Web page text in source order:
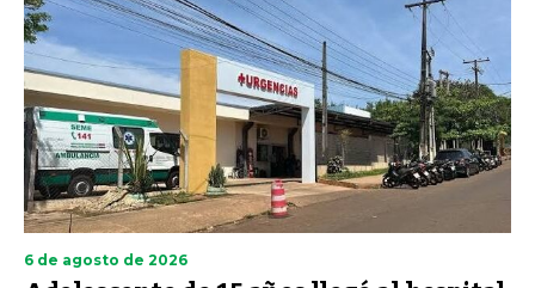
6 de agosto de 2026